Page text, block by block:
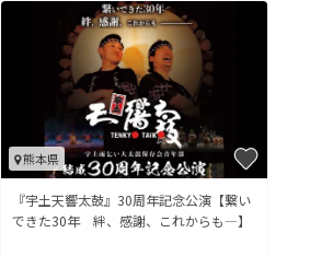
熊本県
『宇土天響太鼓』30周年記念公演【繋い
できた30年 絆、感謝、これからも―】